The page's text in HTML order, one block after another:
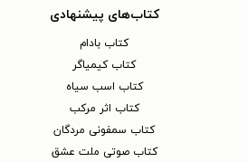
کتاب‌های پیشنهادی
کتاب بادام
کتاب کیمیاگر
کتاب اسب سیاه
کتاب اثر مرکب
کتاب سمفونی مردگان
کتاب صوتی ملت عشق